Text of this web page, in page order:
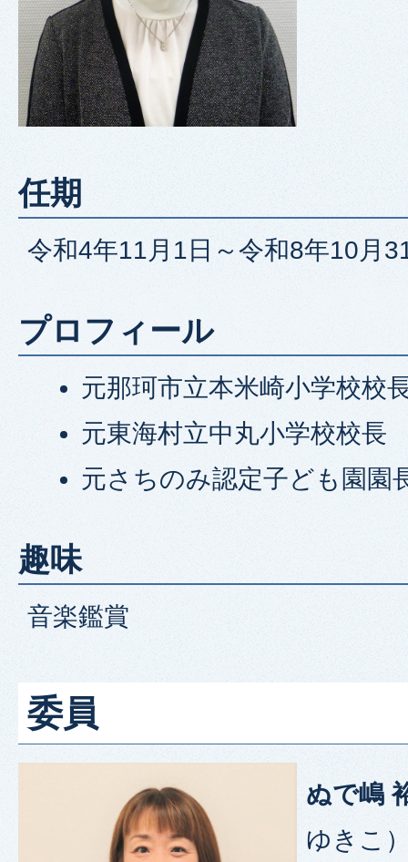
任期
令和4年11月1日～令和8年10月
プロフィール
元那珂市立本米崎小学校校
元東海村立中丸小学校校長
元さちのみ認定子ども園園
趣味
音楽鑑賞
委員
ぬで嶋
ゆきこ